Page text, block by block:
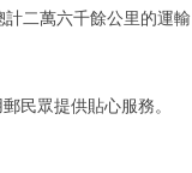
二萬六千餘公里的運輸
民眾提供貼心服務。